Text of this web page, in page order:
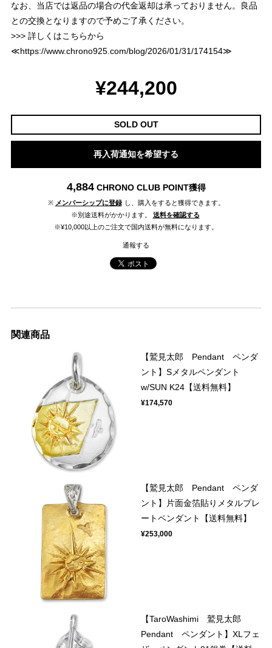
なお、当店では返品の場合の代金返却は承っておりません。良品
との交換となりますので予めご了承ください。
>>> 詳しくはこちらから
≪https://www.chrono925.com/blog/2026/01/31/174154≫
¥244,200
SOLD OUT
再入荷通知を希望する
4,884 CHRONO CLUB POINT獲得
※ メンバーシップに登録 し、購入をすると獲得できます。
※別途送料がかかります。
送料を確認する
※¥10,000以上のご注文で国内送料が無料になります。
通報する
関連商品
【鷲見太郎 Pendant ペンダ
ント】Sメタルペンダント
w/SUN K24【送料無料】
¥174,570
【鷲見太郎 Pendant ペンダ
ント】片面金箔貼りメタルプレ
ートペンダント【送料無料】
¥253,000
【TaroWashimi 鷲見太郎
Pendant ペンダント】XLフェ